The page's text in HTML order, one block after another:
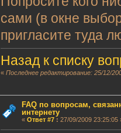
сами (в окне
пригласите туда
Назад к списку
«Последнее редактирование: 25/12/
FAQ по вопросам,
интернету
« Ответ #7: 27/09/2009 23:25:05